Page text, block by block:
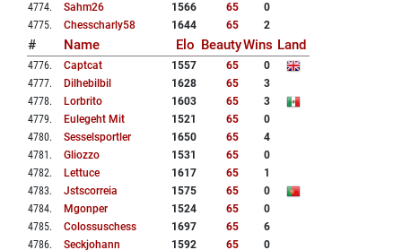
4774. Sahm26 1566 65
0
4775. Chesscharly58 1644 65 2
# Name Elo BeautyWins Land
4776. Captcat 1557 65
0
4777. Dilhebilbil 1628 65
3
4778. Lorbrito 1603 65
3
4779. Eulegeht Mit 1521 65
0
4780. Sesselsportler 1650 65
4
4781 . Gliozzo 1531 65
0
4782. Lettuce 1617 65
1
4783. Jstscorreia 1575 65
0
4784. Mgonper 1524 65
0
4785. Colossuschess 1697 65
6
4786. Seckjohann 1592 65
0